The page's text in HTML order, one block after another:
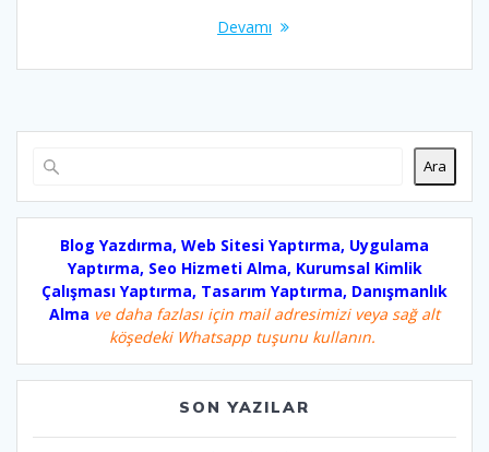
Devamı
Ara
Blog Yazdırma, Web Sitesi Yaptırma, Uygulama
Yaptırma, Seo Hizmeti Alma, Kurumsal Kimlik
Çalışması Yaptırma, Tasarım Yaptırma, Danışmanlık
Alma ve daha fazlası için mail adresimizi veya sağ alt
köşedeki Whatsapp tuşunu kullanın.
SON YAZILAR